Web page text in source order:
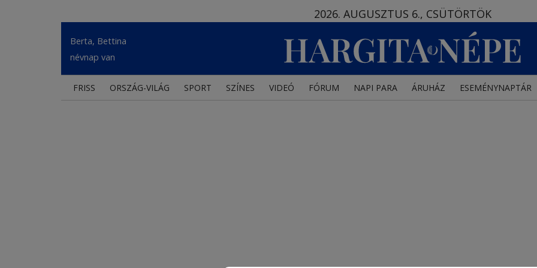
2026. AUGUSZTUS 6., CSÜTÖRTÖK
Berta, Bettina
névnap van
FRISS ORSZÁG-VILÁG SPORT SZÍNES VIDEÓ FÓRUM NAPI PARA ÁRUHÁZ ESEMÉNYNAPTÁR